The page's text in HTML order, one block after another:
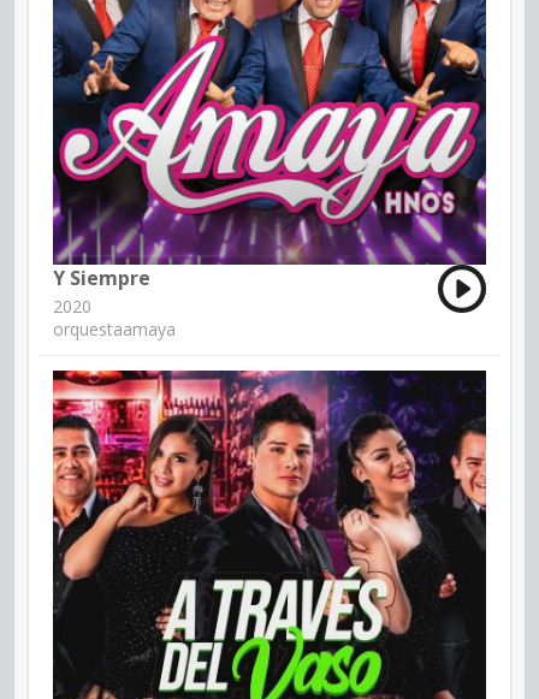
Y Siempre
2020
orquestaamaya